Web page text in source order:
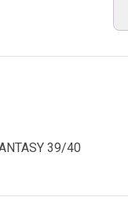
39/40